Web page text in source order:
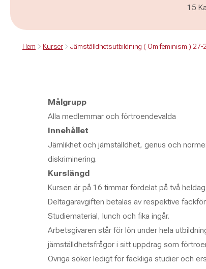
15
Hem Kurser Jämställdhetsutbildning ( Om feminism ) 27-
Målgrupp
Alla medlemmar och förtroendevalda
Innehållet
Jämlikhet och jämställdhet, genus och
diskriminering.
Kurslängd
Kursen är på 16 timmar fördelat på två
Deltagaravgiften betalas av respektive
Studiematerial, lunch och fika ingår.
Arbetsgivaren står för lön under hela
jämställdhetsfrågor i sitt uppdrag som
Övriga söker ledigt för fackliga studier och